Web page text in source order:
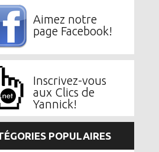
Aimez notre
page Facebook!
Inscrivez-vous
aux Clics de
Yannick!
POPULAIRES